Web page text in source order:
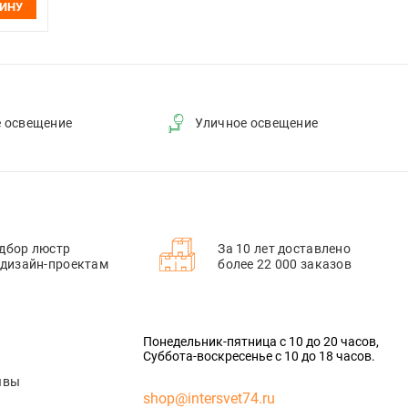
освещение Уличное освещение
люстр
проектам
За 10 лет доставлено
более 22 000 заказов
Понедельник-пятница с 10 до 20 часов,
Суббота-воскресенье с 10 до 18 часов.
shop@intersvet74.ru